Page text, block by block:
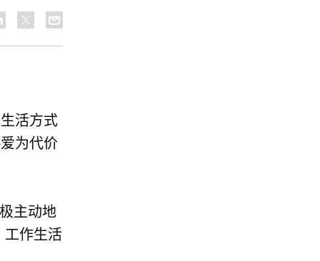
活方式
为代价
主动地
工作生活